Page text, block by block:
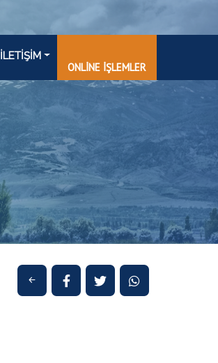
İLETİŞİM
ONLİNE İŞLEMLER